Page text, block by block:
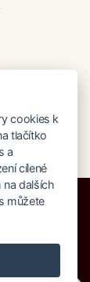
cookies k
tlačítko
a
cílené
na dalších
můžete